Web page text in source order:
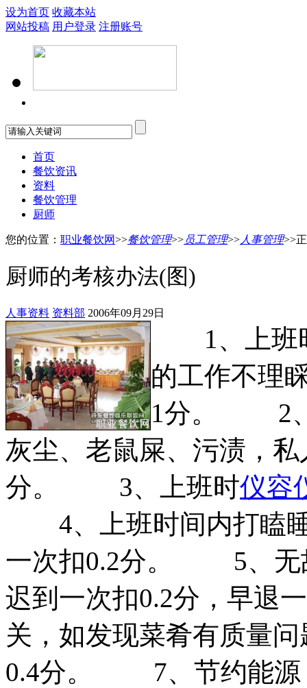
设为首页 收藏本站
网站投稿 用户登录 注册账号
首页
餐饮资讯
资料
餐饮管理
厨师
您的位置： 职业餐饮网>>餐饮管理>>员工管理>> 人事管理>>
厨师的考核办法(图)
人事资料 资料部 2006年09月29日
1、上班时
的工作不理
1分。 2、
灰尘、老鼠屎、污渍，
分。 3、上班时仪容
4、上班时间内打瞌睡
一次扣0.2分。 5、无
迟到一次扣0.2分，早
关，如发现菜肴有质量
0.4分。 7、节约能源